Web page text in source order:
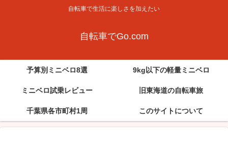
自転車で生活に楽しさを加えたい
自転車でGo.com
予算別ミニベロ8選 9kg以下の軽量ミニベロ
ミニベロ試乗レビュー 旧東海道の自転車旅
千葉県各市町村1周 このサイトについて